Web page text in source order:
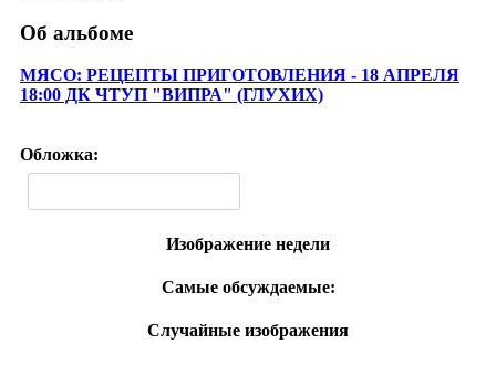
Об альбоме
МЯСО: РЕЦЕПТЫ ПРИГОТОВЛЕНИЯ - 18 АПРЕЛЯ
18:00 ДК ЧТУП "ВИПРА" (ГЛУХИХ)
Обложка:
Изображение недели
Самые обсуждаемые:
Случайные изображения